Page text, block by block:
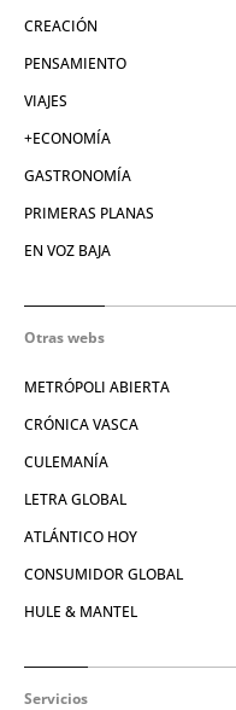
CREACIÓN
PENSAMIENTO
VIAJES
+ECONOMÍA
GASTRONOMÍA
PRIMERAS PLANAS
EN VOZ BAJA
Otras webs
METRÓPOLI ABIERTA
CRÓNICA VASCA
CULEMANÍA
LETRA GLOBAL
ATLÁNTICO HOY
CONSUMIDOR GLOBAL
HULE & MANTEL
Servicios